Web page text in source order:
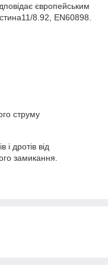
європейським
8.92, EN60898.
струму
дротів від
замикання.